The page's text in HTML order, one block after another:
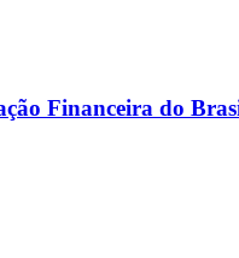
Financeira do